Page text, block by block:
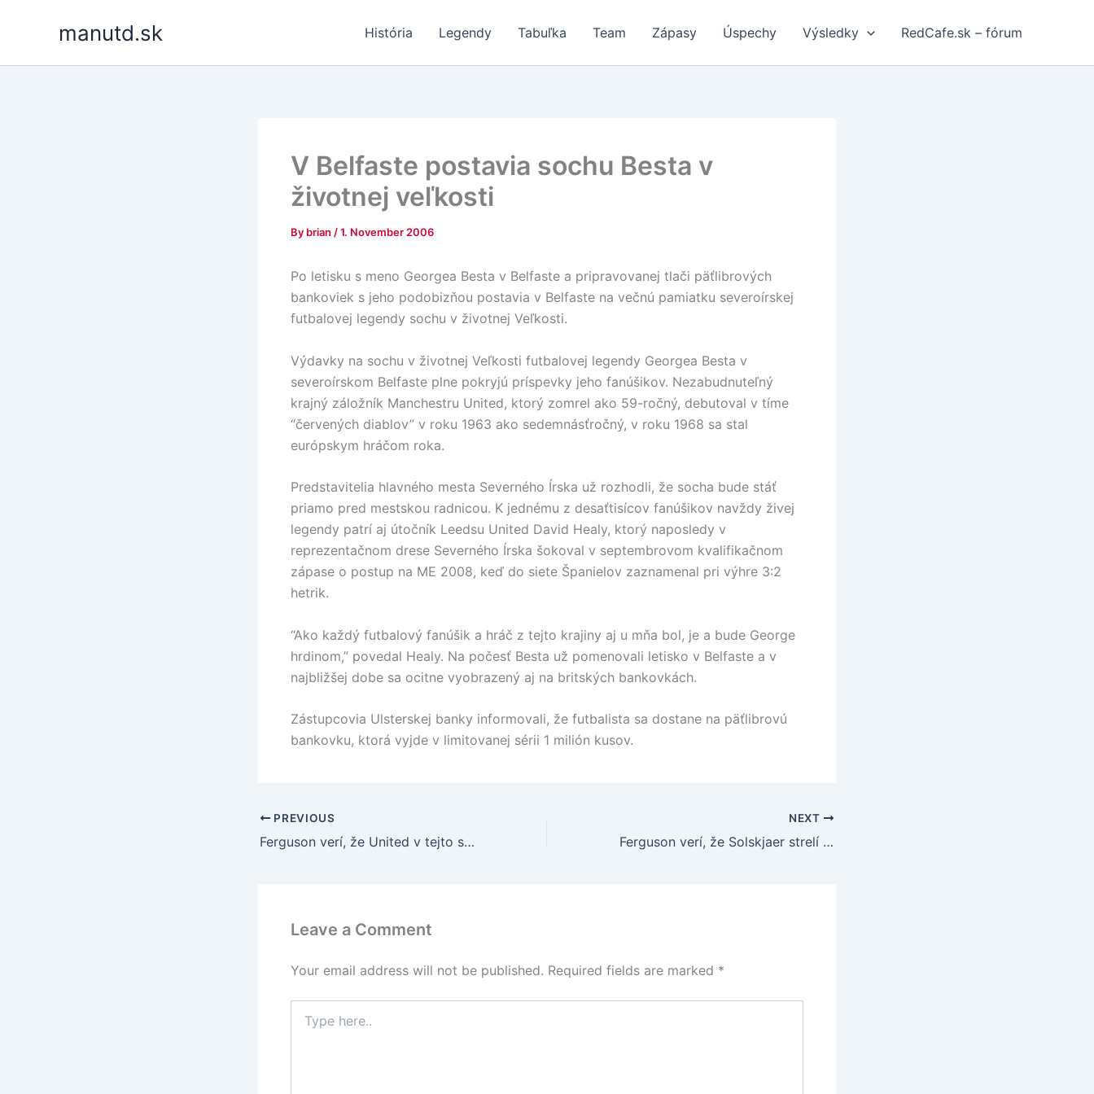
manutd.sk História Legendy Tabuľka Team Zápasy Úspechy Výsledky RedCafe.sk – fórum
V Belfaste postavia sochu Besta v
životnej veľkosti
By brian /1. November 2006
Po letisku s meno Georgea Besta v Belfaste a pripravovanej tlači päťlibrových
bankoviek s jeho podobizňou postavia v Belfaste na večnú pamiatku severoírskej
futbalovej legendy sochu v životnej Veľkosti.
Výdavky na sochu v životnej Veľkosti futbalovej legendy Georgea Besta v
severoírskom Belfaste plne pokryjú príspevky jeho fanúšikov. Nezabudnuteľný
krajný záložník Manchestru United, ktorý zomrel ako 59-ročný, debutoval v tíme
“červených diablov” v roku 1963 ako sedemnásťročný, v roku 1968 sa stal
európskym hráčom roka.
Predstavitelia hlavného mesta Severného Írska už rozhodli, že socha bude stáť
priamo pred mestskou radnicou. K jednému z desaťtisícov fanúšikov navždy živej
legendy patrí aj útočník Leedsu United David Healy, ktorý naposledy v
reprezentačnom drese Severného Írska šokoval v septembrovom kvalifikačnom
zápase o postup na ME 2008, keď do siete Španielov zaznamenal pri výhre 3:2
hetrik.
“Ako každý futbalový fanúšik a hráč z tejto krajiny aj u mňa bol, je a bude George
hrdinom,” povedal Healy. Na počesť Besta už pomenovali letisko v Belfaste a v
najbližšej dobe sa ocitne vyobrazený aj na britských bankovkách.
Zástupcovia Ulsterskej banky informovali, že futbalista sa dostane na päťlibrovú
bankovku, ktorá vyjde v limitovanej sérii 1 milión kusov.
PREVIOUS
Ferguson verí, že United v tejto sezóne vyhrá LM
NEXT
Ferguson verí, že Solskjaer strelí v tejto sezóne 20 gólov
Leave a Comment
Your email address will not be published. Required fields are marked *
here..